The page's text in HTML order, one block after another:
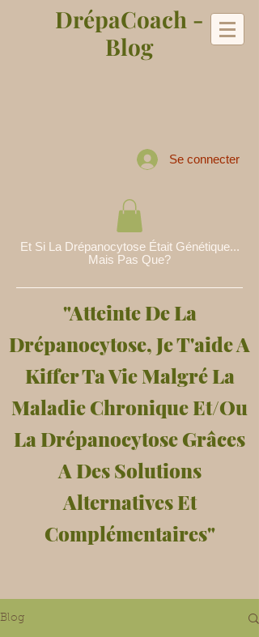
DrépaCoach -
Blog
Se connecter
Et Si La Drépanocytose Était Génétique...
Mais Pas Que?
"Atteinte De La
Drépanocytose, Je T'aide A
Kiffer Ta Vie Malgré La
Maladie Chronique Et/Ou
La Drépanocytose Grâces
A Des Solutions
Alternatives Et
Complémentaires"
Blog